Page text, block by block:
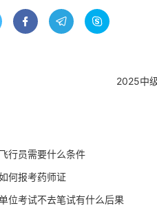
  
2025中
行员需要什么条件
何报考药师证
位考试不去笔试有什么后果